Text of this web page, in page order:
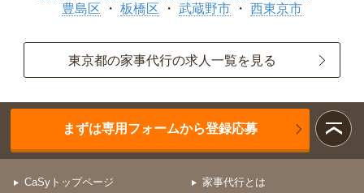
豊島区
板橋区 武蔵野市 西東京市
東京都の家事代行の求人一覧を見る
まずは専用フォームから登録応募
CaSyトップページ 家事代行とは